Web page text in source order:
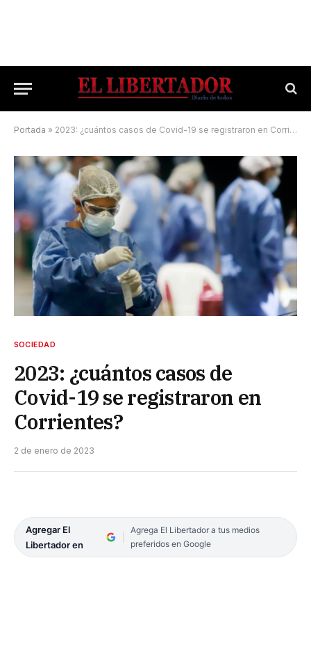
Portada » 2023: ¿cuántos casos de Covid-19 se registraron en Corrientes?
SOCIEDAD
2023: ¿cuántos casos de
Covid-19 se registraron en
Corrientes?
2 de enero de 2023
Agregar El
Libertador en
Agrega El Libertador a tus medios
preferidos en Google